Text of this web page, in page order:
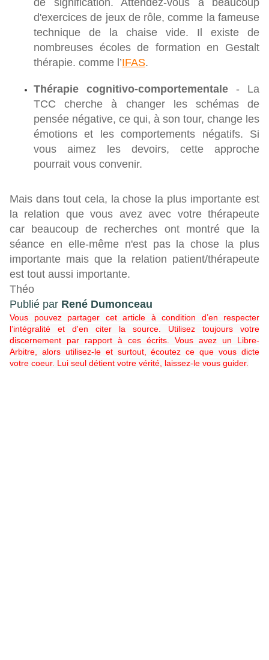
de signification. Attendez-vous à beaucoup
d'exercices de jeux de rôle, comme la fameuse
technique de la chaise vide. Il existe de
nombreuses écoles de formation en Gestalt
thérapie. comme l’IFAS.
Thérapie cognitivo-comportementale - La
TCC cherche à changer les schémas de
pensée négative, ce qui, à son tour, change les
émotions et les comportements négatifs. Si
vous aimez les devoirs, cette approche
pourrait vous convenir.
Mais dans tout cela, la chose la plus importante est
la relation que vous avez avec votre thérapeute
car beaucoup de recherches ont montré que la
séance en elle-même n'est pas la chose la plus
importante mais que la relation patient/thérapeute
est tout aussi importante.
Théo
Publié par René Dumonceau
Vous pouvez partager cet article à condition d’en respecter
l’intégralité et d'en citer la source. Utilisez toujours votre
discernement par rapport à ces écrits. Vous avez un Libre-
Arbitre, alors utilisez-le et surtout, écoutez ce que vous dicte
votre coeur. Lui seul détient votre vérité, laissez-le vous guider.